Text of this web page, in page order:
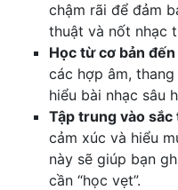
chậm rãi để đảm
thuật và nốt nhạc
Học từ cơ bản
các hợp âm,
hiểu bài nhạc sâu
Tập trung vào sắc
cảm xúc và hiểu
này sẽ giúp bạn
cần “học vẹt”.